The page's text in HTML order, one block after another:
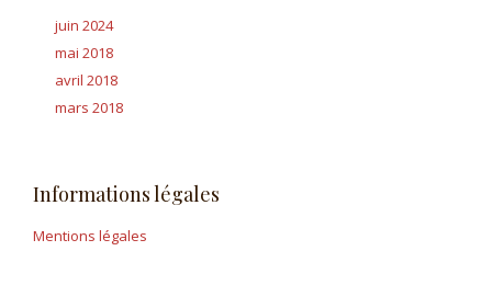
juin 2024
mai 2018
avril 2018
mars 2018
Informations légales
Mentions légales